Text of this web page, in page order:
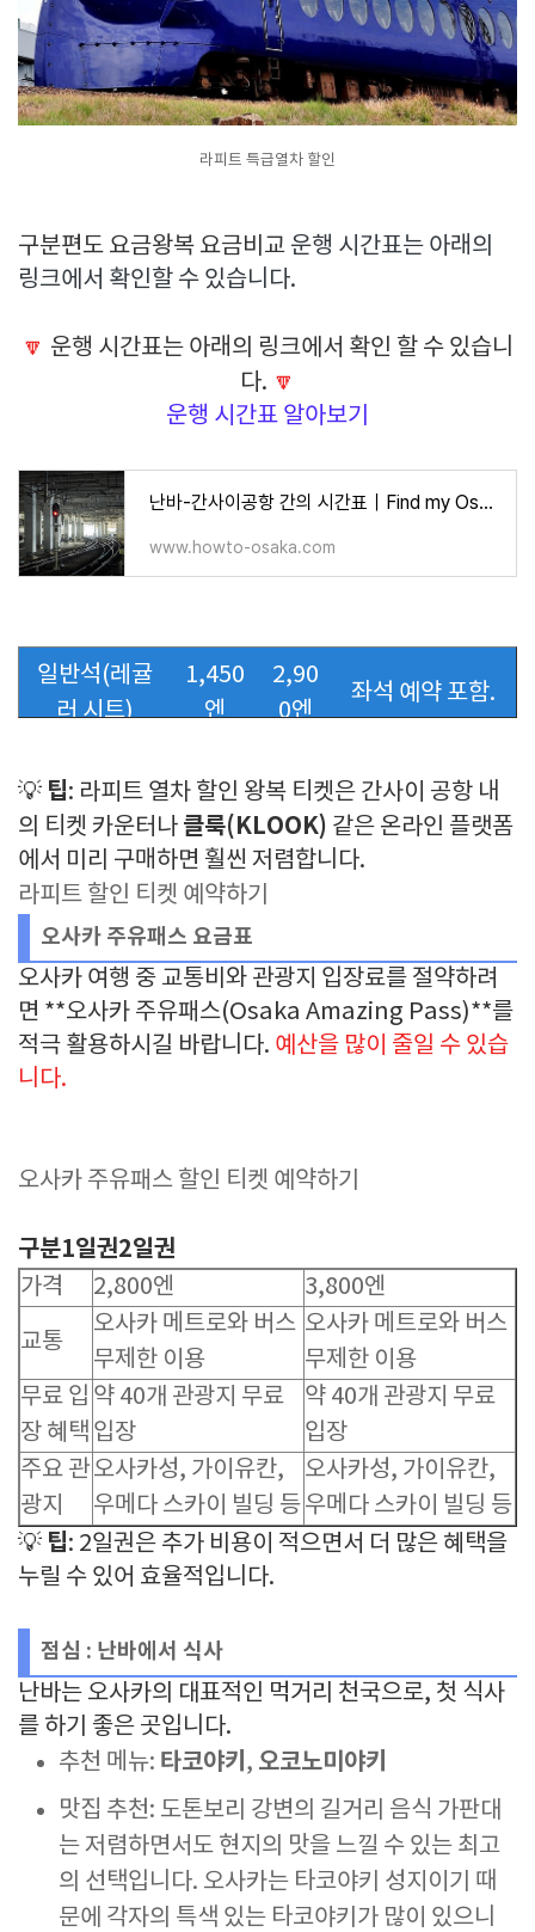
라피트 특급열차 할인
구분편도 요금왕복 요금비교 운행 시간표는 아래의
링크에서 확인할 수 있습니다.
🔽 운행 시간표는 아래의 링크에서 확인 할 수 있습니
다. 🔽
운행 시간표 알아보기
난바-간사이공항 간의 시간표｜Find my Osaka-Japan
www.howto-osaka.com
일반석(레귤
러 시트)
1,450
엔
2,90
0엔
좌석 예약 포함.
업그레이드석
엔
0엔
좌석 제공.
할인 왕복 티
켓
약
2,200
엔
외국인 전용 특별
💡 팁: 라피트 열차 할인 왕복 티켓은 간사이 공항 내
의 티켓 카운터나 클룩(KLOOK) 같은 온라인 플랫폼
에서 미리 구매하면 훨씬 저렴합니다.
라피트 할인 티켓 예약하기
오사카 주유패스 요금표
오사카 여행 중 교통비와 관광지 입장료를 절약하려
면 **오사카 주유패스(Osaka Amazing Pass)**를
적극 활용하시길 바랍니다. 예산을 많이 줄일 수 있습
니다.
오사카 주유패스 할인 티켓 예약하기
구분1일권2일권
가격 2,800엔
3,800엔
교통
오사카 메트로와 버스
무제한 이용
오사카 메트로와 버스
무제한 이용
무료 입
장 혜택
약 40개 관광지 무료
입장
약 40개 관광지 무료
입장
주요 관
광지
오사카성, 가이유칸,
우메다 스카이 빌딩 등
오사카성, 가이유칸,
우메다 스카이 빌딩 등
💡 팁: 2일권은 추가 비용이 적으면서 더 많은 혜택을
누릴 수 있어 효율적입니다.
점심 : 난바에서 식사
난바는 오사카의 대표적인 먹거리 천국으로, 첫 식사
를 하기 좋은 곳입니다.
추천 메뉴: 타코야키 , 오코노미야키
맛집 추천: 도톤보리 강변의 길거리 음식 가판대
는 저렴하면서도 현지의 맛을 느낄 수 있는 최고
의 선택입니다. 오사카는 타코야키 성지이기 때
문에 각자의 특색 있는 타코야키가 많이 있으니